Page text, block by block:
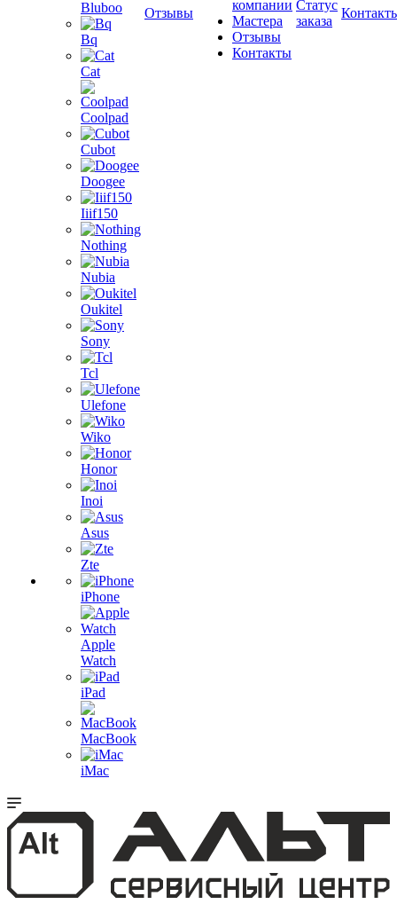
Bluboo
Bq
Cat
Coolpad
Cubot
Doogee
Iiif150
Nothing
Nubia
Oukitel
Sony
Tcl
Ulefone
Wiko
Honor
Inoi
Asus
Zte
iPhone
Apple
Watch
iPad
MacBook
iMac
Отзывы
компании
Мастера
Отзывы
Контакты
Статус
заказа